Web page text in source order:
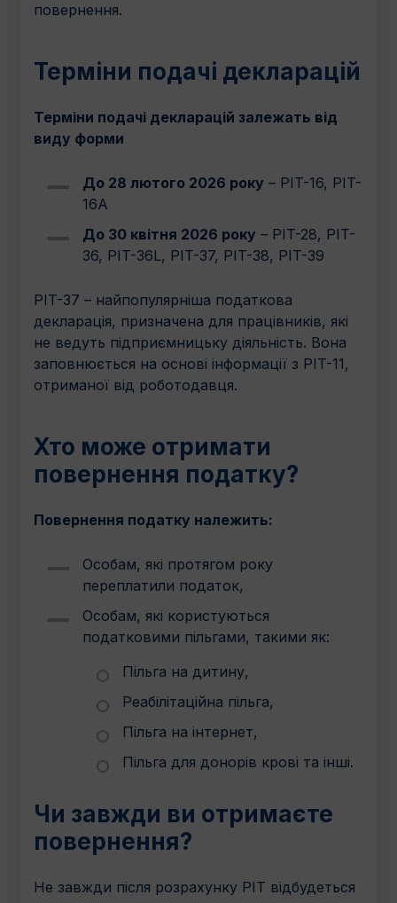
повернення.
Терміни подачі декларацій
Терміни подачі декларацій залежать від
виду форми
До 28 лютого 2026 року – PIT-16, PIT-
16A
До 30 квітня 2026 року – PIT-28, PIT-
36, PIT-36L, PIT-37, PIT-38, PIT-39
PIT-37 – найпопулярніша податкова
декларація, призначена для працівників, які
не ведуть підприємницьку діяльність. Вона
заповнюється на основі інформації з PIT-11,
отриманої від роботодавця.
Хто може отримати
повернення податку?
Повернення податку належить:
Особам, які протягом року
переплатили податок,
Особам, які користуються
податковими пільгами, такими як:
Пільга на дитину,
Реабілітаційна пільга,
Пільга на інтернет,
Пільга для донорів крові та інші.
Чи завжди ви отримаєте
повернення?
Не завжди після розрахунку PIT відбудеться